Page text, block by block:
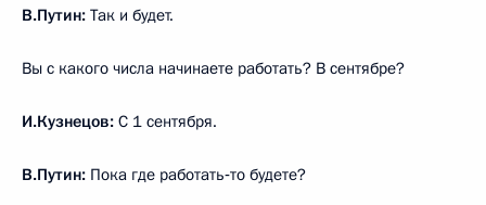
В.Путин: Так и будет.
Вы с какого числа начинаете работать? В сентябре?
И.Кузнецов: С 1 сентября.
В.Путин: Пока где работать‑то будете?